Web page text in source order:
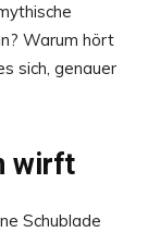
Warum hört
sich, genauer
wirft
Schublade